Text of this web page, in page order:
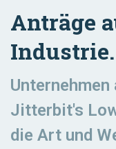
Anträge
Industrie.
Jitterbit's
die Art und